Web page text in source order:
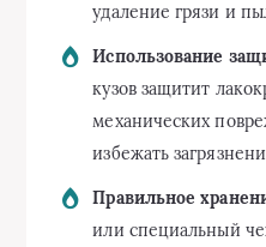
удаление грязи и
Использование
кузов защитит
механических
избежать
Правильное
или специальный